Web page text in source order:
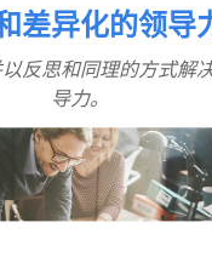
差异化的领导
反思和同理的方式解
导力。